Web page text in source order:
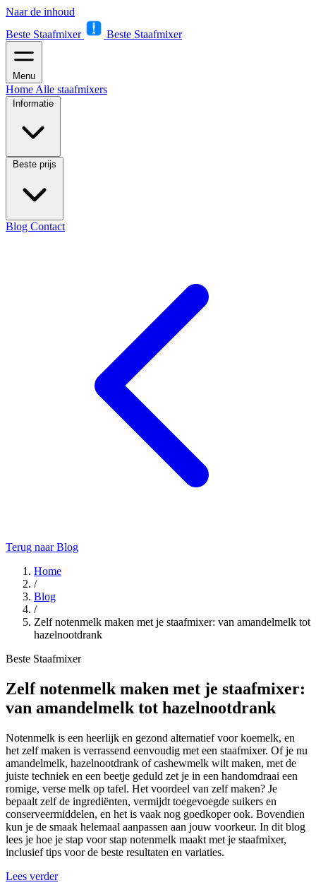
Naar de inhoud
Beste Staafmixer
Beste Staafmixer
Menu
Home Alle staafmixers
Informatie
Beste prijs
Blog Contact
Terug naar Blog
Home
/
Blog
/
Zelf notenmelk maken met je staafmixer: van amandelmelk tot
hazelnootdrank
Beste Staafmixer
Zelf notenmelk maken met je staafmixer:
van amandelmelk tot hazelnootdrank
Notenmelk is een heerlijk en gezond alternatief voor koemelk, en
het zelf maken is verrassend eenvoudig met een staafmixer. Of je nu
amandelmelk, hazelnootdrank of cashewmelk wilt maken, met de
juiste techniek en een beetje geduld zet je in een handomdraai een
romige, verse melk op tafel. Het voordeel van zelf maken? Je
bepaalt zelf de ingrediënten, vermijdt toegevoegde suikers en
conserveermiddelen, en het is vaak nog goedkoper ook. Bovendien
kun je de smaak helemaal aanpassen aan jouw voorkeur. In dit blog
lees je hoe je stap voor stap notenmelk maakt met je staafmixer,
inclusief tips voor de beste resultaten en variaties.
Lees verder